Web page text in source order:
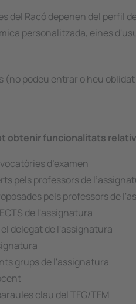
del Racó depenen del perfil
personalitzada, eines
(no podeu entrar o heu
obtenir funcionalitats
d’examen
pels professors de
pels professors de
de l'assignatura
delegat de l'assignatura
grups de l'assignatura
clau del TFG/TFM